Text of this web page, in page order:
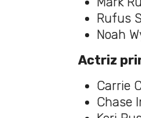
Rufus
Noah
Actriz
Carrie
Chase